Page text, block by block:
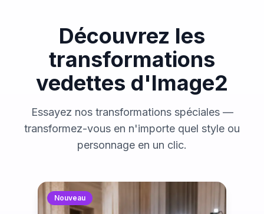
Découvrez les
transformations
vedettes d'Image2
Essayez nos transformations spéciales —
transformez-vous en n'importe quel style ou
personnage en un clic.
Nouveau